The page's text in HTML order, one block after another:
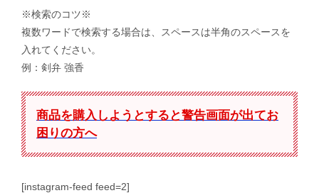
※検索のコツ※
複数ワードで検索する場合は、スペースは半角のスペースを
入れてください。
例：剣弁 強香
商品を購入しようとすると警告画面が出てお
困りの方へ
[instagram-feed feed=2]